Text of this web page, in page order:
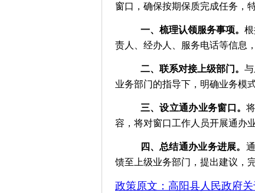
窗口，确保按期保质完成任务 ，
一、 梳理认领服务事项。
责人、经办人、服务电话等信息
二、 联系对接上级部门。
业务部门的指导下，明确业务模
三、设立通办业务窗口。将
容，将对窗口工作人员开展通办
四、总结通办业务进展。
馈至上级业务部门，提出建议，
政策原文： 高阳县人民政府